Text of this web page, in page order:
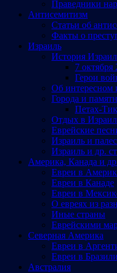
Праведники
Антисемитизм
Статьи об
Факты о
Израиль
История
7 октября
Герои
Об интересном
Города и
Петах-
Отдых в
Еврейские
Израиль и
Израиль и др.
Америка, Канада и
Евреи в
Евреи в Канаде
Евреи в
О евреях из
Иные страны
Еврейскими
Северная Америка
Евреи в
Евреи в
Австралия